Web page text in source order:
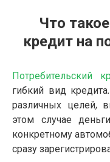
Что
кредит на
Потребительский
гибкий вид
различных целей,
этом случае
конкретному
сразу